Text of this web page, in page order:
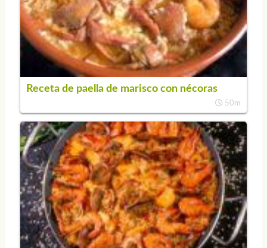
Receta de paella de marisco con nécoras
50m